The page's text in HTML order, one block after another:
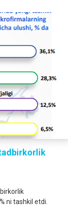
ni tashkil etdi.